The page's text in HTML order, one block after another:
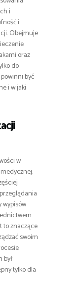
i
i
Obejmuje
oraz
do
być
i w jaki
w
wypisów
to znaczące
swoim
był
tylko dla